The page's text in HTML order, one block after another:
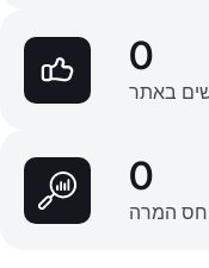
0
באתר
0
המרה